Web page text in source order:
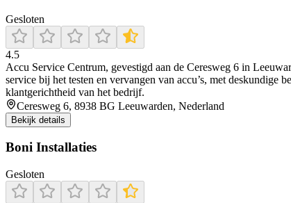
Gesloten
4.5
Accu Service Centrum, gevestigd aan de Ceresweg 6 in
service bij het testen en vervangen van accu’s, met
klantgerichtheid van het bedrijf.
Ceresweg 6, 8938 BG Leeuwarden, Nederland
Bekijk details
Boni Installaties
Gesloten